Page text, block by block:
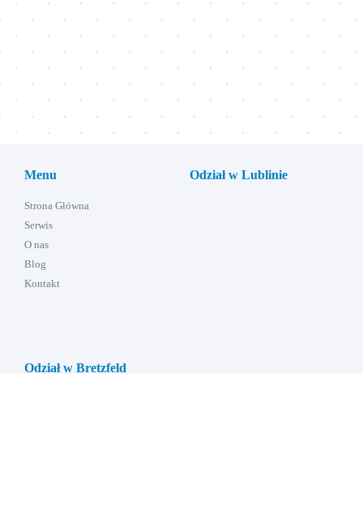
Menu
Strona Główna
Serwis
O nas
Blog
Kontakt
Odział w Lublinie
Odział w Bretzfeld